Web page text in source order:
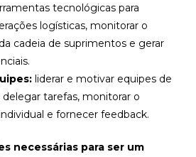
tecnológicas para
logísticas, monitorar o
cadeia de suprimentos e gerar
liderar e motivar equipes de
delegar tarefas, monitorar o
e fornecer feedback.
necessárias para ser um